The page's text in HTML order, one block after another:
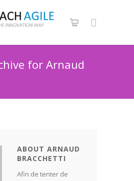
for Arnaud
ABOUT ARNAUD
BRACCHETTI
Afin de tenter de